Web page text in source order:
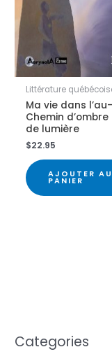
Categories
Littérature
Ma vie dans
Chemin d’ombre
de lumière
$22.95
AJOUTER AU
PANIER